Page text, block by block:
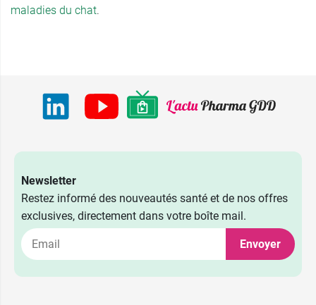
maladies du chat.
Newsletter
Restez informé des nouveautés santé et de nos offres
exclusives, directement dans votre boîte mail.
Envoyer